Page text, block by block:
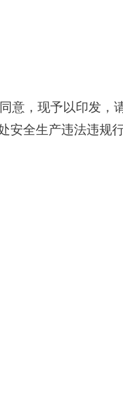
意，现予以印发，
安全生产违法违规